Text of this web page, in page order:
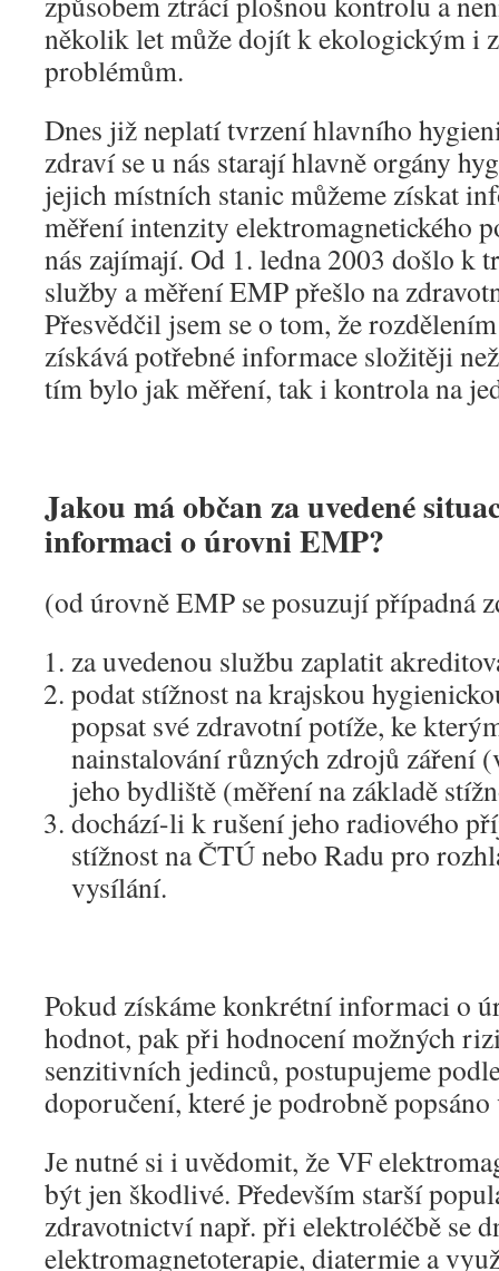
několik let může dojít k ekologickým i
problémům.
Dnes již neplatí tvrzení hlavního
zdraví se u nás starají hlavně orgány
jejich místních stanic můžeme získat
měření intenzity elektromagnetického
nás zajímají. Od 1. ledna 2003 došlo k
služby a měření EMP přešlo na
Přesvědčil jsem se o tom, že
získává potřebné informace složitěji
tím bylo jak měření, tak i kontrola na
Jakou má občan za uvedené
informaci o úrovni EMP?
(od úrovně EMP se posuzují případná
za uvedenou službu zaplatit
podat stížnost na krajskou
popsat své zdravotní potíže, ke
nainstalování různých zdrojů záření
jeho bydliště (měření na základě
dochází-li k rušení jeho radiového
stížnost na ČTÚ nebo Radu pro
vysílání.
Pokud získáme konkrétní informaci o
hodnot, pak při hodnocení možných
senzitivních jedinců, postupujeme
doporučení, které je podrobně popsáno
Je nutné si i uvědomit, že VF
být jen škodlivé. Především starší
zdravotnictví např. při elektroléčbě se
elektromagnetoterapie, diatermie a